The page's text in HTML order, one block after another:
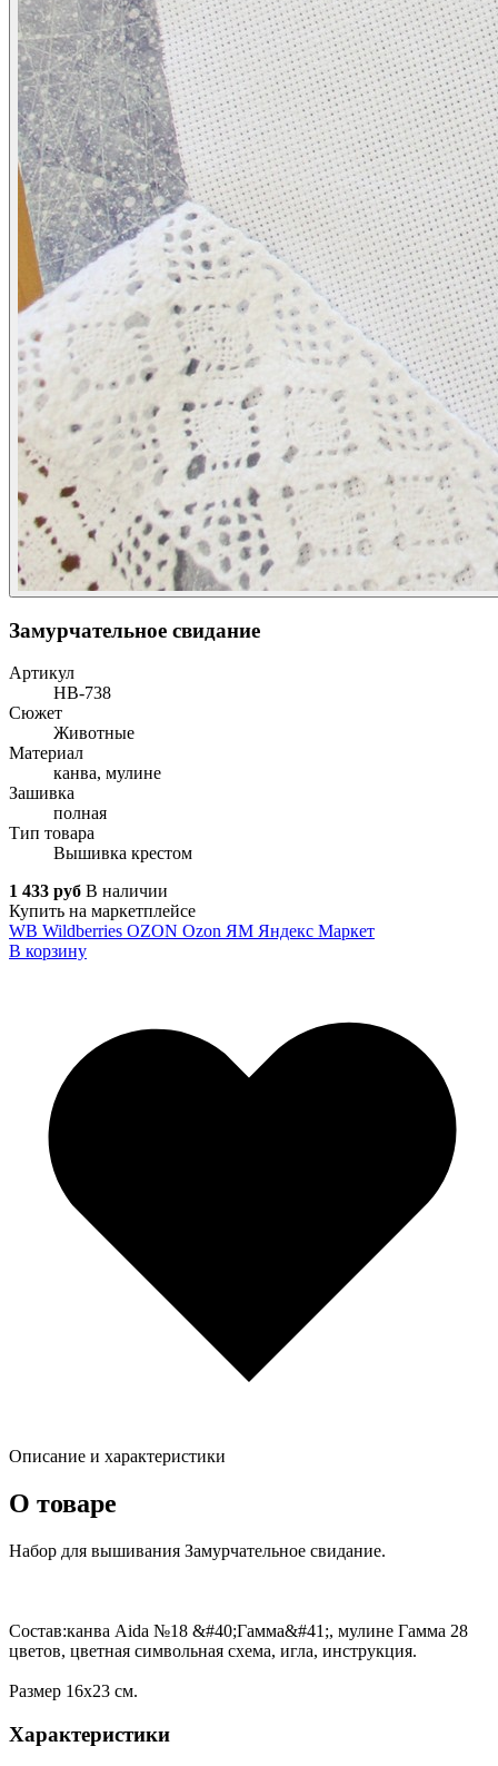
Замурчательное свидание
Артикул
НВ-738
Сюжет
Животные
Материал
канва, мулине
Зашивка
полная
Тип товара
Вышивка крестом
1 433 руб В наличии
Купить на маркетплейсе
WB Wildberries OZON Ozon ЯМ Яндекс Маркет
В корзину
Описание и характеристики
О товаре
Набор для вышивания Замурчательное свидание.
Состав:канва Aida №18 &#40;Гамма&#41;, мулине Гамма 28
цветов, цветная символьная схема, игла, инструкция.
Размер 16х23 см.
Характеристики